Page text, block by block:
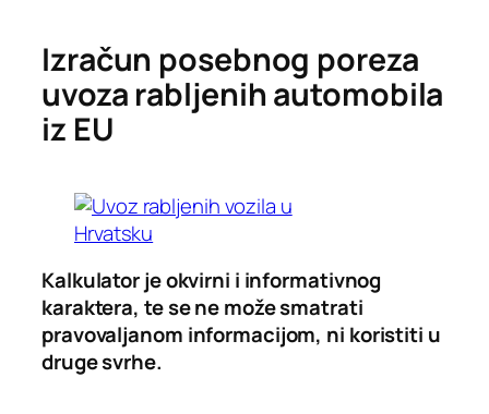
Izračun posebnog poreza
uvoza rabljenih automobila
iz EU
Kalkulator je okvirni i informativnog
karaktera, te se ne može smatrati
pravovaljanom informacijom, ni koristiti u
druge svrhe.